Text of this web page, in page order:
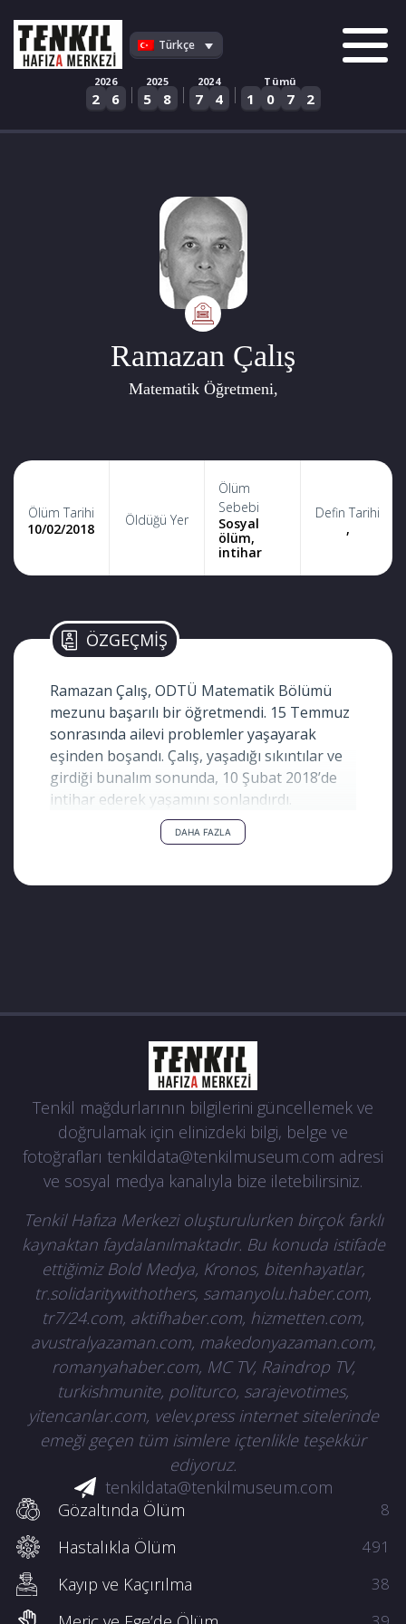
content
Türkçe
2026
2 6 |
2025
5 8 |
2024
7 4 |
Tümü
1 0 7 2
Ramazan Çalış
Matematik Öğretmeni,
Ölüm Tarihi
10/02/2018
Öldüğü Yer
Ölüm
Sebebi
Sosyal
ölüm,
intihar
Defin Tarihi
,
ÖZGEÇMİŞ
Ramazan Çalış, ODTÜ Matematik Bölümü
mezunu başarılı bir öğretmendi. 15 Temmuz
sonrasında ailevi problemler yaşayarak
eşinden boşandı. Çalış, yaşadığı sıkıntılar ve
girdiği bunalım sonunda, 10 Şubat 2018’de
intihar ederek yaşamını sonlandırdı.
Öğretmen Çalış, 5 çocuk babasıydı.
DAHA FAZLA
Tenkil mağdurlarının bilgilerini güncellemek ve
doğrulamak için elinizdeki bilgi, belge ve
fotoğrafları tenkildata@tenkilmuseum.com adresi
ve sosyal medya kanalıyla bize iletebilirsiniz.
Tenkil Hafıza Merkezi oluşturulurken birçok farklı
kaynaktan faydalanılmaktadır. Bu konuda istifade
ettiğimiz Bold Medya, Kronos, bitenhayatlar,
tr.solidaritywithothers, samanyolu.haber.com,
tr7/24.com, aktifhaber.com, hizmetten.com,
avustralyazaman.com, makedonyazaman.com,
romanyahaber.com, MC TV, Raindrop TV,
turkishmunite, politurco, sarajevotimes,
yitencanlar.com, velev.press internet sitelerinde
emeği geçen tüm isimlere içtenlikle teşekkür
ediyoruz.
tenkildata@tenkilmuseum.com
Gözaltında Ölüm
8
Hastalıkla Ölüm 491
Kayıp ve Kaçırılma 38